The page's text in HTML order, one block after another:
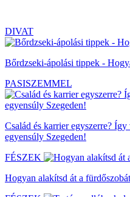
DIVAT
Bőrdzseki-ápolási tippek -
PASISZEMMEL
Család és karrier egyszerre?
egyensúly Szegeden!
FÉSZEK
Hogyan alakítsd át a